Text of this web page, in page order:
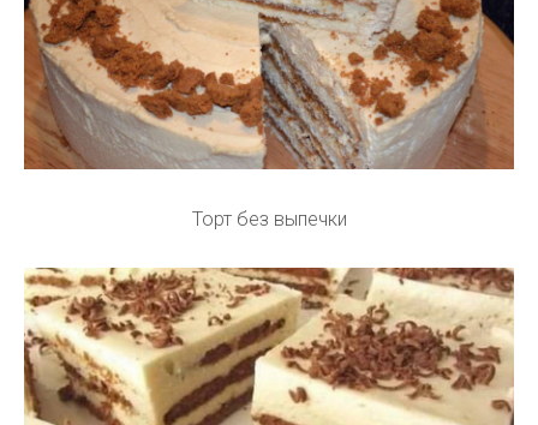
Торт без выпечки